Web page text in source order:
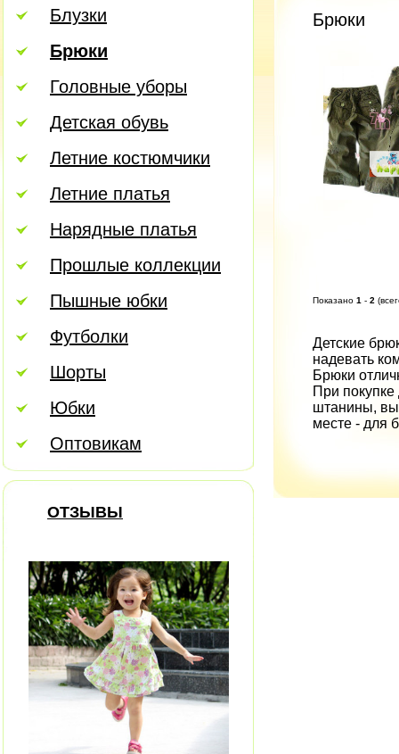
Блузки
Брюки
Головные уборы
Детская обувь
Летние костюмчики
Летние платья
Нарядные платья
Прошлые коллекции
Пышные юбки
Футболки
Шорты
Юбки
Оптовикам
ОТЗЫВЫ
Брюки
Показано 1 - 2
Детские
надевать
Брюки
При
штанины,
месте - для